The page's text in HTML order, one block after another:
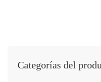
Categorías del